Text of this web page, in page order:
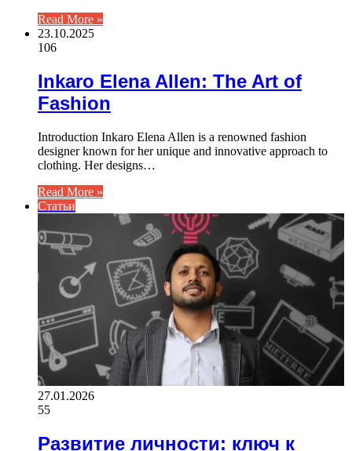
Read More »
23.10.2025
106
Inkaro Elena Allen: The Art of
Fashion
Introduction Inkaro Elena Allen is a renowned fashion
designer known for her unique and innovative approach to
clothing. Her designs…
Read More »
Статьи
27.01.2026
55
Развитие личности: ключ к